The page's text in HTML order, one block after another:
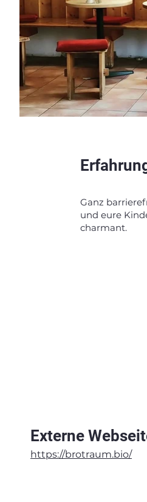
Ganz
und eure
charmant.
Externe
https://brotraum.bio/